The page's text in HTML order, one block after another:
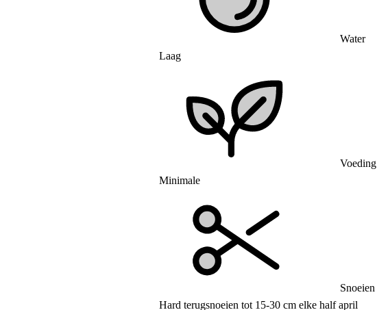
Water
Laag
Voeding
Minimale
Snoeien
Hard terugsnoeien tot 15-30 cm elke half april